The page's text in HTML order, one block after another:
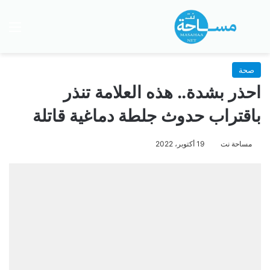
بحث عن
صحة
احذر بشدة.. هذه العلامة تنذر
باقتراب حدوث جلطة دماغية قاتلة
مساحة نت 19 أكتوبر، 2022